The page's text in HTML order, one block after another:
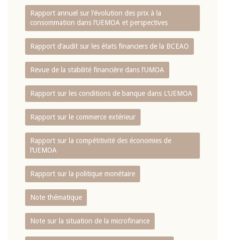
Rapport annuel sur l‘évolution des prix à la
consommation dans l‘UEMOA et perspectives
Rapport d‘audit sur les états financiers de la BCEAO
Revue de la stabilité financière dans l‘UMOA
Rapport sur les conditions de banque dans L‘UEMOA
Rapport sur le commerce extérieur
Rapport sur la compétitivité des économies de
l‘UEMOA
Rapport sur la politique monétaire
Note thématique
Note sur la situation de la microfinance